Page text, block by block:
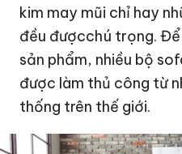
kim may mũi chỉ hay
đều đượcchú trọng.
sản phẩm, nhiều bộ
được làm thủ công từ
thống trên thế giới.